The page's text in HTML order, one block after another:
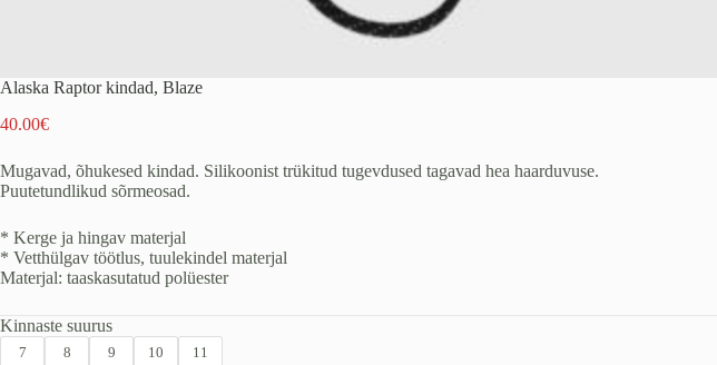
Alaska Raptor kindad, Blaze
40.00€
Mugavad, õhukesed kindad. Silikoonist trükitud tugevdused tagavad hea haarduvuse.
Puutetundlikud sõrmeosad.
* Kerge ja hingav materjal
* Vetthülgav töötlus, tuulekindel materjal
Materjal: taaskasutatud polüester
Kinnaste suurus
7 8 9 10 11